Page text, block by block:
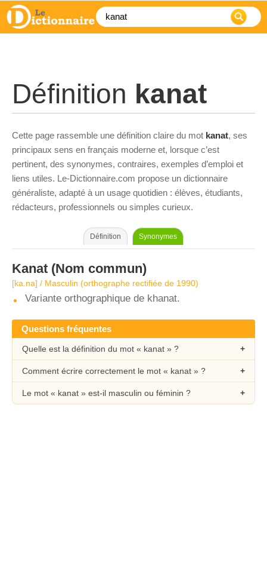
Définition kanat
Cette page rassemble une définition claire du mot kanat, ses
principaux sens en français moderne et, lorsque c’est
pertinent, des synonymes, contraires, exemples d’emploi et
liens utiles. Le-Dictionnaire.com propose un dictionnaire
généraliste, adapté à un usage quotidien : élèves, étudiants,
rédacteurs, professionnels ou simples curieux.
Définition Synonymes
Kanat (Nom commun)
[ka.na] / Masculin (orthographe rectifiée de 1990)
Variante orthographique de khanat.
Questions fréquentes
Quelle est la définition du mot « kanat » ?
Comment écrire correctement le mot « kanat » ?
Le mot « kanat » est-il masculin ou féminin ?